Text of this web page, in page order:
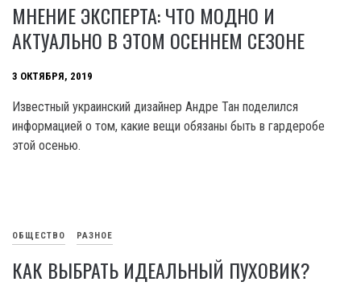
МНЕНИЕ ЭКСПЕРТА: ЧТО МОДНО И
АКТУАЛЬНО В ЭТОМ ОСЕННЕМ СЕЗОНЕ
3 ОКТЯБРЯ, 2019
Известный украинский дизайнер Андре Тан поделился
информацией о том, какие вещи обязаны быть в гардеробе
этой осенью.
ОБЩЕСТВО РАЗНОЕ
КАК ВЫБРАТЬ ИДЕАЛЬНЫЙ ПУХОВИК?